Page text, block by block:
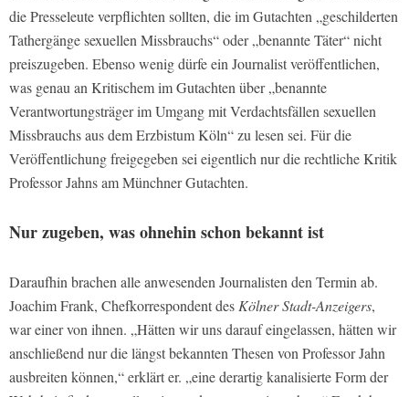
die Presseleute verpflichten sollten, die im Gutachten „geschilderten
Tathergänge sexuellen Missbrauchs“ oder „benannte Täter“ nicht
preiszugeben. Ebenso wenig dürfe ein Journalist veröffentlichen,
was genau an Kritischem im Gutachten über „benannte
Verantwortungsträger im Umgang mit Verdachtsfällen sexuellen
Missbrauchs aus dem Erzbistum Köln“ zu lesen sei. Für die
Veröffentlichung freigegeben sei eigentlich nur die rechtliche Kritik
Professor Jahns am Münchner Gutachten.
Nur zugeben, was ohnehin schon bekannt ist
Daraufhin brachen alle anwesenden Journalisten den Termin ab.
Joachim Frank, Chefkorrespondent des Kölner Stadt-Anzeigers,
war einer von ihnen. „Hätten wir uns darauf eingelassen, hätten wir
anschließend nur die längst bekannten Thesen von Professor Jahn
ausbreiten können,“ erklärt er. „eine derartig kanalisierte Form der